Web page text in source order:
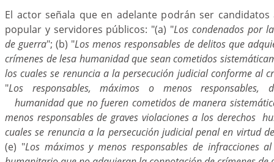
El actor señala que en adelante podrán ser candidatos
popular y servidores públicos: "(a) "Los condenados por
de guerra"; (b) "Los menos responsables de delitos que
crímenes de lesa humanidad que sean cometidos
los cuales se renuncia a la persecución judicial conforme al
"Los responsables, máximos o menos responsables,
humanidad que no fueren cometidos de manera
menos responsables de graves violaciones a los derechos
cuales se renuncia a la persecución judicial penal en virtud
(e) "Los máximos y menos responsables de infracciones